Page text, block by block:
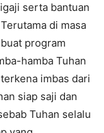
serta bantuan
di masa
program
hamba Tuhan
imbas dari
siap saji dan
Tuhan selalu